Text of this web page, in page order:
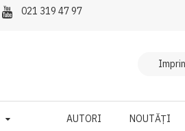
021 319 47 97
AUTORI NOUTĂȚI